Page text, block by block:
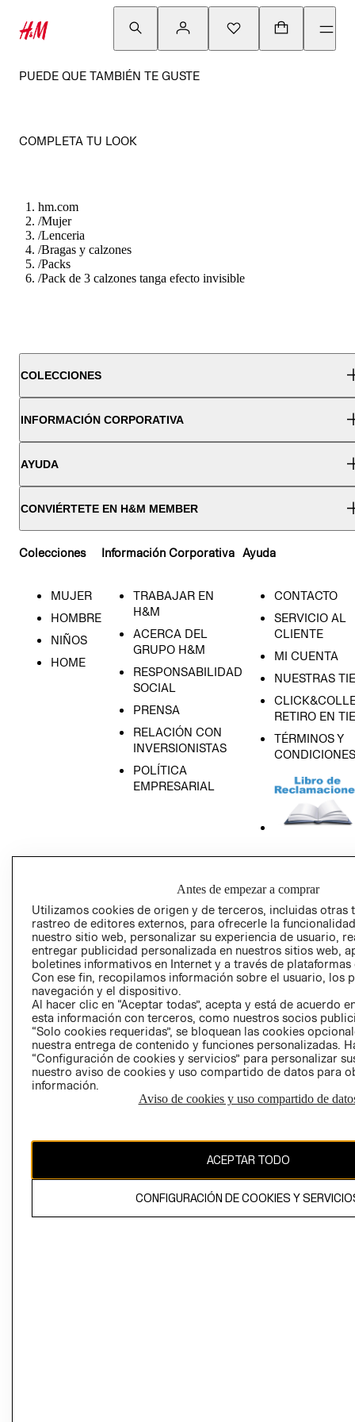
PUEDE QUE TAMBIÉN TE GUSTE
COMPLETA TU LOOK
hm.com
/Mujer
/Lenceria
/Bragas y calzones
/Packs
/Pack de 3 calzones tanga efecto invisible
COLECCIONES
INFORMACIÓN CORPORATIVA
AYUDA
CONVIÉRTETE EN H&M MEMBER
Colecciones
MUJER
HOMBRE
NIÑOS
HOME
Información Corporativa
TRABAJAR EN
H&M
ACERCA DEL
GRUPO H&M
RESPONSABILIDAD
SOCIAL
PRENSA
RELACIÓN CON
INVERSIONISTAS
POLÍTICA
EMPRESARIAL
Ayuda
CONTACTO
SERVICIO AL
CLIENTE
MI CUENTA
NUESTRAS
RETIRO EN
TÉRMINOS Y
CONDICIONES
GIFT CARD
AVISO DE
Perú (S/)
CAMBIAR REGIÓN
propiedad de H&M Hennes & Mauritz AB
Antes de empezar a comprar
Utilizamos cookies de origen y de terceros, incluidas otras
rastreo de editores externos, para ofrecerle la
nuestro sitio web, personalizar su experiencia de usuario,
entregar publicidad personalizada en nuestros sitios web,
boletines informativos en Internet y a través de plataformas
Con ese fin, recopilamos información sobre el usuario, los
navegación y el dispositivo.
Al hacer clic en “Aceptar todas”, acepta y está de acuerdo
esta información con terceros, como nuestros socios
“Solo cookies requeridas”, se bloquean las cookies
nuestra entrega de contenido y funciones personalizadas.
“Configuración de cookies y servicios” para personalizar
nuestro aviso de cookies y uso compartido de datos para
información.
Aviso de cookies y uso compartido de
ACEPTAR TODO
CONFIGURACIÓN DE COOKIES Y